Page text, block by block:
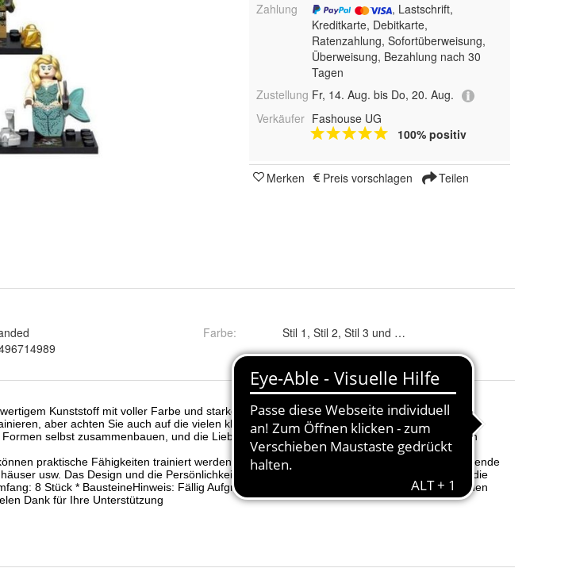
Zahlung
, Lastschrift,
Kreditkarte, Debitkarte,
Ratenzahlung, Sofortüberweisung,
Überweisung, Bezahlung nach 30
Tagen
Zustellung Fr, 14. Aug. bis Do, 20. Aug.
Verkäufer Fashouse UG
100% positiv
Merken Preis vorschlagen Teilen
Farbe: Stil 1, Stil 2, Stil 3 und Stil 4